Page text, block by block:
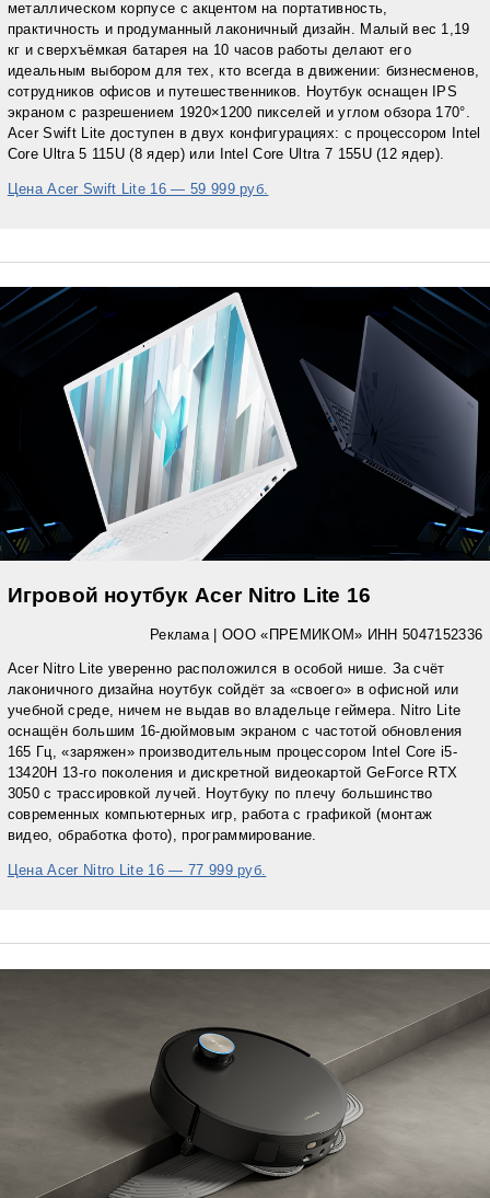
металлическом корпусе с акцентом на портативность,
практичность и продуманный лаконичный дизайн. Малый вес 1,19
кг и сверхъёмкая батарея на 10 часов работы делают его
идеальным выбором для тех, кто всегда в движении: бизнесменов,
сотрудников офисов и путешественников. Ноутбук оснащен IPS
экраном с разрешением 1920×1200 пикселей и углом обзора 170°.
Acer Swift Lite доступен в двух конфигурациях: с процессором Intel
Core Ultra 5 115U (8 ядер) или Intel Core Ultra 7 155U (12 ядер).
Цена Acer Swift Lite 16 — 59 999 руб.
Игровой ноутбук Acer Nitro Lite 16
Реклама |ООО «ПРЕМИКОМ» ИНН 5047152336
Acer Nitro Lite уверенно расположился в особой нише. За счёт
лаконичного дизайна ноутбук сойдёт за «своего» в офисной или
учебной среде, ничем не выдав во владельце геймера. Nitro Lite
оснащён большим 16-дюймовым экраном с частотой обновления
165 Гц, «заряжен» производительным процессором Intel Core i5-
13420H 13-го поколения и дискретной видеокартой GeForce RTX
3050 с трассировкой лучей. Ноутбуку по плечу большинство
современных компьютерных игр, работа с графикой (монтаж
видео, обработка фото), программирование.
Цена Acer Nitro Lite 16 — 77 999 руб.